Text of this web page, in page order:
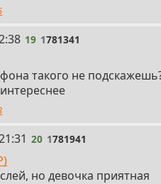
19 1781341
такого не
20 1781941
но девочка приятная